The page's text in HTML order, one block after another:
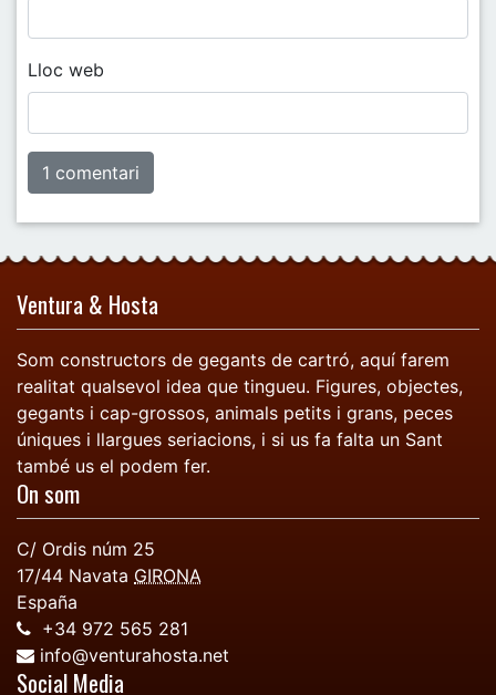
Lloc web
Ventura & Hosta
Som constructors de gegants de cartró, aquí farem
realitat qualsevol idea que tingueu. Figures, objectes,
gegants i cap-grossos, animals petits i grans, peces
úniques i llargues seriacions, i si us fa falta un Sant
també us el podem fer.
On som
C/ Ordis núm 25
17/44 Navata GIRONA
España
+34 972 565 281
info@venturahosta.net
Social Media